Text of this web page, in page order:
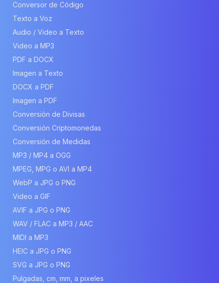
Conversor de Código
Texto a Voz
Audio / Video a Texto
Video a MP3
PDF a DOCX
Imagen a Texto
DOCX a PDF
Imagen a PDF
Conversión de Divisas
Conversión Criptomonedas
Conversión de Medidas
MP3 / MP4 a OGG
MPEG, MPG o AVI a MP4
WebP a JPG o PNG
Video a GIF
AVIF a JPG o PNG
WAV / FLAC a MP3 / AAC
MIDI a MP3
HEIC a JPG o PNG
SVG a JPG o PNG
Pulgadas, cm, mm, a pixeles